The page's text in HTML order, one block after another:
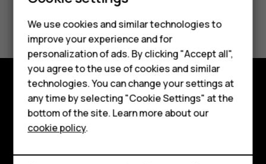
Feature phones
Phones for kids
Accessories
HMD Terra M
For business
Tablets
¿Te ha parecido útil?
Sí No
Explore
About
We use cookies and similar technologies to
improve your experience and for
personalization of ads. By clicking "Accept all",
you agree to the use of cookies and similar
technologies. You can change your settings at
any time by selecting "Cookie Settings" at the
bottom of the site. Learn more about our
cookie policy.